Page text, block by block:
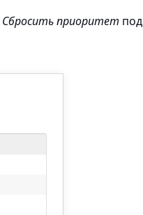
Сбросить приоритет под